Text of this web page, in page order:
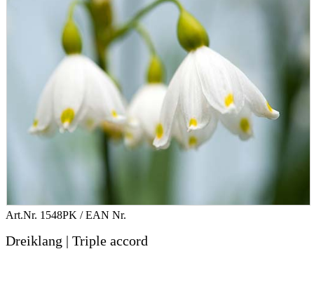
Art.Nr. 1548PK / EAN Nr.
Dreiklang | Triple accord